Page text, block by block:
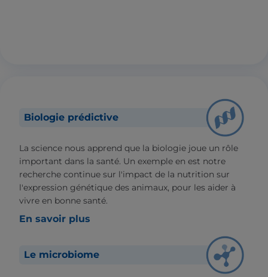
Biologie prédictive
La science nous apprend que la biologie joue un rôle
important dans la santé. Un exemple en est notre
recherche continue sur l'impact de la nutrition sur
l'expression génétique des animaux, pour les aider à
vivre en bonne santé.
En savoir plus
Le microbiome